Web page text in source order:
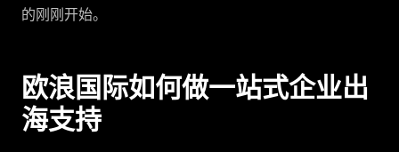
的刚刚开始。
欧浪国际如何做一站式企业出
海支持